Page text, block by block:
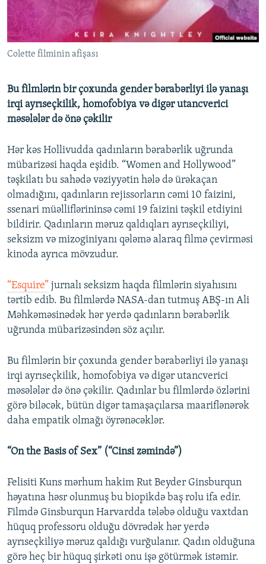
İNFOQRAFIKA
KARIKATURA
AZƏRBAYCAN ƏDƏBIYYATI KITABXANASI
İSLAM VƏ DEMOKRATIYA
İZ - MƏDƏNIYYƏT PROQRAMI
MISSIYAMIZ
PEŞƏ ETIKASI VƏ JURNALISTIKA STANDARTLARIMIZ
MATERIALLARIMIZDAN ISTIFADƏ
BIZIMLƏ ƏLAQƏ
XƏBƏR BÜLLETENLƏRIMIZ
BIZI IZLƏ
Colette filminin afişası
Bu filmlərin bir çoxunda gender bərabərliyi ilə yanaşı
irqi ayrıseçkilik, homofobiya və digər utancverici
məsələlər də önə çəkilir
Hər kəs Hollivudda qadınların bərabərlik uğrunda
mübarizəsi haqda eşidib. “Women and Hollywood”
təşkilatı bu sahədə vəziyyətin hələ də ürəkaçan
olmadığını, qadınların rejissorların cəmi 10 faizini,
ssenari müəlliflərininsə cəmi 19 faizini təşkil etdiyini
bildirir. Qadınların məruz qaldıqları ayrıseçkiliyi,
seksizm və mizoginiyanı qələmə alaraq filmə çevirməsi
kinoda ayrıca mövzudur.
“Esquire” jurnalı seksizm haqda filmlərin siyahısını
tərtib edib. Bu filmlərdə NASA-dan tutmuş ABŞ-ın Ali
Məhkəməsinədək hər yerdə qadınların bərabərlik
uğrunda mübarizəsindən söz açılır.
Bu filmlərin bir çoxunda gender bərabərliyi ilə yanaşı
irqi ayrıseçkilik, homofobiya və digər utancverici
məsələlər də önə çəkilir. Qadınlar bu filmlərdə özlərini
görə biləcək, bütün digər tamaşaçılarsa maariflənərək
daha empatik olmağı öyrənəcəklər.
“On the Basis of Sex” (“Cinsi zəmində”)
Felisiti Kuns mərhum hakim Rut Beyder Ginsburqun
həyatına həsr olunmuş bu biopikdə baş rolu ifa edir.
Filmdə Ginsburqun Harvardda tələbə olduğu vaxtdan
hüquq professoru olduğu dövrədək hər yerdə
ayrıseçkiliyə məruz qaldığı vurğulanır. Qadın olduğuna
görə heç bir hüquq şirkəti onu işə götürmək istəmir.